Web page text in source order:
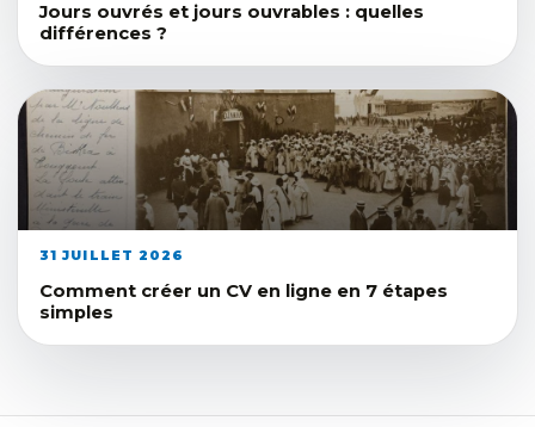
Jours ouvrés et jours ouvrables : quelles
différences ?
31 JUILLET 2026
Comment créer un CV en ligne en 7 étapes
simples